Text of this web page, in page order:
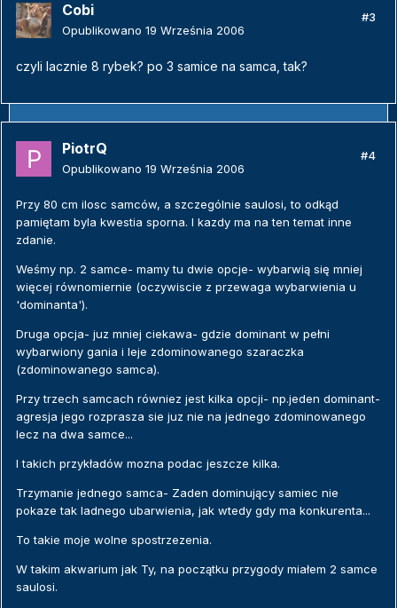
Cobi
Opublikowano 19 Września 2006
#3
czyli lacznie 8 rybek? po 3 samice na samca, tak?
PiotrQ
Opublikowano 19 Września 2006
#4
Przy 80 cm ilosc samców, a szczególnie saulosi, to odkąd
pamiętam byla kwestia sporna. I kazdy ma na ten temat inne
zdanie.
Weśmy np. 2 samce- mamy tu dwie opcje- wybarwią się mniej
więcej równomiernie (oczywiscie z przewaga wybarwienia u
'dominanta').
Druga opcja- juz mniej ciekawa- gdzie dominant w pełni
wybarwiony gania i leje zdominowanego szaraczka
(zdominowanego samca).
Przy trzech samcach równiez jest kilka opcji- np.jeden dominant-
agresja jego rozprasza sie juz nie na jednego zdominowanego
lecz na dwa samce...
I takich przykładów mozna podac jeszcze kilka.
Trzymanie jednego samca- Zaden dominujący samiec nie
pokaze tak ladnego ubarwienia, jak wtedy gdy ma konkurenta...
To takie moje wolne spostrzezenia.
W takim akwarium jak Ty, na początku przygody miałem 2 samce
saulosi.